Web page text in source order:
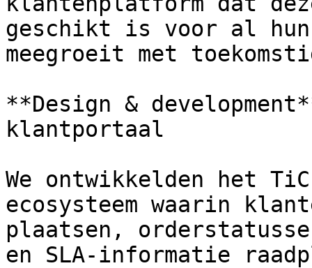
geschikt is voor al hun
meegroeit met
**Design &
klantportaal
We ontwikkelden het
ecosysteem waarin
plaatsen,
en SLA-informatie